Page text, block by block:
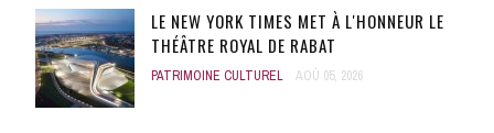
LE NEW YORK TIMES MET À L'HONNEUR LE
THÉÂTRE ROYAL DE RABAT
PATRIMOINE CULTUREL AOÛ 05, 2026